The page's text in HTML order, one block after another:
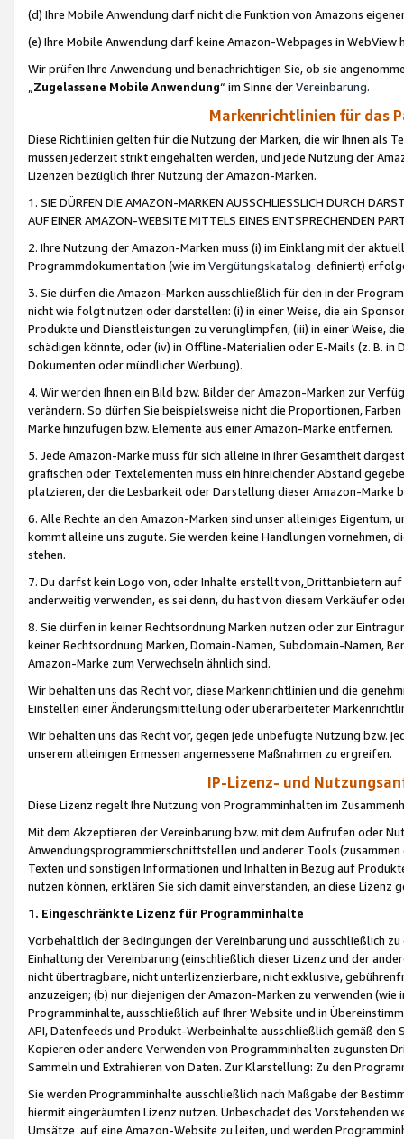
(d) Ihre Mobile Anwendung darf nicht die Funktion von Amazons
(e) Ihre Mobile Anwendung darf keine Amazon-Webpages in WebView
Wir prüfen Ihre Anwendung und benachrichtigen Sie, ob sie
„Zugelassene Mobile Anwendung“ im Sinne derVereinbarung.
Markenrichtlinien für das
Diese Richtlinien gelten für die Nutzung der Marken, die wir Ihnen als
müssen jederzeit strikt eingehalten werden, und jede Nutzung der
Lizenzen bezüglich Ihrer Nutzung der Amazon-Marken.
1. SIE DÜRFEN DIE AMAZON-MARKEN AUSSCHLIESSLICH DURCH
AUF EINER AMAZON-WEBSITE MITTELS EINES ENTSPRECHENDEN
2. Ihre Nutzung der Amazon-Marken muss (i) im Einklang mit der
Programmdokumentation (wie im Vergütungskatalog definiert)
3. Sie dürfen die Amazon-Marken ausschließlich für den in der
nicht wie folgt nutzen oder darstellen: (i) in einer Weise, die ein
Produkte und Dienstleistungen zu verunglimpfen, (iii) in einer Weise,
schädigen könnte, oder (iv) in Offline-Materialien oder E-Mails (z. B. in
Dokumenten oder mündlicher Werbung).
4. Wir werden Ihnen ein Bild bzw. Bilder der Amazon-Marken zur
verändern. So dürfen Sie beispielsweise nicht die Proportionen,
Marke hinzufügen bzw. Elemente aus einer Amazon-Marke entfernen.
5. Jede Amazon-Marke muss für sich alleine in ihrer Gesamtheit
grafischen oder Textelementen muss ein hinreichender Abstand
platzieren, der die Lesbarkeit oder Darstellung dieser Amazon-Marke
6. Alle Rechte an den Amazon-Marken sind unser alleiniges
kommt alleine uns zugute. Sie werden keine Handlungen vornehmen,
stehen.
7. Du darfst kein Logo von, oder Inhalte erstellt von,Drittanbietern auf
anderweitig verwenden, es sei denn, du hast von diesem Verkäufer
8. Sie dürfen in keiner Rechtsordnung Marken nutzen oder zur
keiner Rechtsordnung Marken, Domain-Namen, Subdomain-Namen,
Amazon-Marke zum Verwechseln ähnlich sind.
Wir behalten uns das Recht vor, diese Markenrichtlinien und die
Einstellen einer Änderungsmitteilung oder überarbeiteter
Wir behalten uns das Recht vor, gegen jede unbefugte Nutzung bzw.
unserem alleinigen Ermessen angemessene Maßnahmen zu ergreifen.
IP-Lizenz- und
Diese Lizenz regelt Ihre Nutzung von Programminhalten im
Mit dem Akzeptieren der Vereinbarung bzw. mit dem Aufrufen oder
Anwendungsprogrammierschnittstellen und anderer Tools (zusammen
Texten und sonstigen Informationen und Inhalten in Bezug auf
nutzen können, erklären Sie sich damit einverstanden, an diese Lizenz
1. Eingeschränkte Lizenz für Programminhalte
Vorbehaltlich der Bedingungen der Vereinbarung und ausschließlich
Einhaltung der Vereinbarung (einschließlich dieser Lizenz und der
nicht übertragbare, nicht unterlizenzierbare, nicht exklusive,
anzuzeigen; (b) nur diejenigen der Amazon-Marken zu verwenden
Programminhalte, ausschließlich auf Ihrer Website und in
API, Datenfeeds und Produkt-Werbeinhalte ausschließlich gemäß
Kopieren oder andere Verwenden von Programminhalten zugunsten
Sammeln und Extrahieren von Daten. Zur Klarstellung: Zu den
Sie werden Programminhalte ausschließlich nach Maßgabe der
hiermit eingeräumten Lizenz nutzen. Unbeschadet des Vorstehenden
Umsätze auf eine Amazon-Website zu leiten, und werden